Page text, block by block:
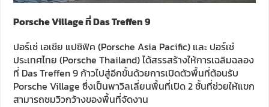
Porsche Villageที่Das Treffen 9
ปอร์เช่ เอเชีย แปซิฟิค (Porsche Asia Pacific) และ ปอร์เช่
ประเทศไทย (Porsche Thailand) ได้สรรสร้างให้การเฉลิมฉลอง
ที่ Das Treffen 9 ก้าวไปสู่อีกขั้นด้วยการเปิดตัวพื้นที่ต้อนรับ
Porsche Village ซึ่งเป็นพาวิลเลี่ยนพื้นที่เปิด 2 ชั้นที่ช่วยให้แขก
สามารถชมวิวกว้างของพื้นที่จัดงาน